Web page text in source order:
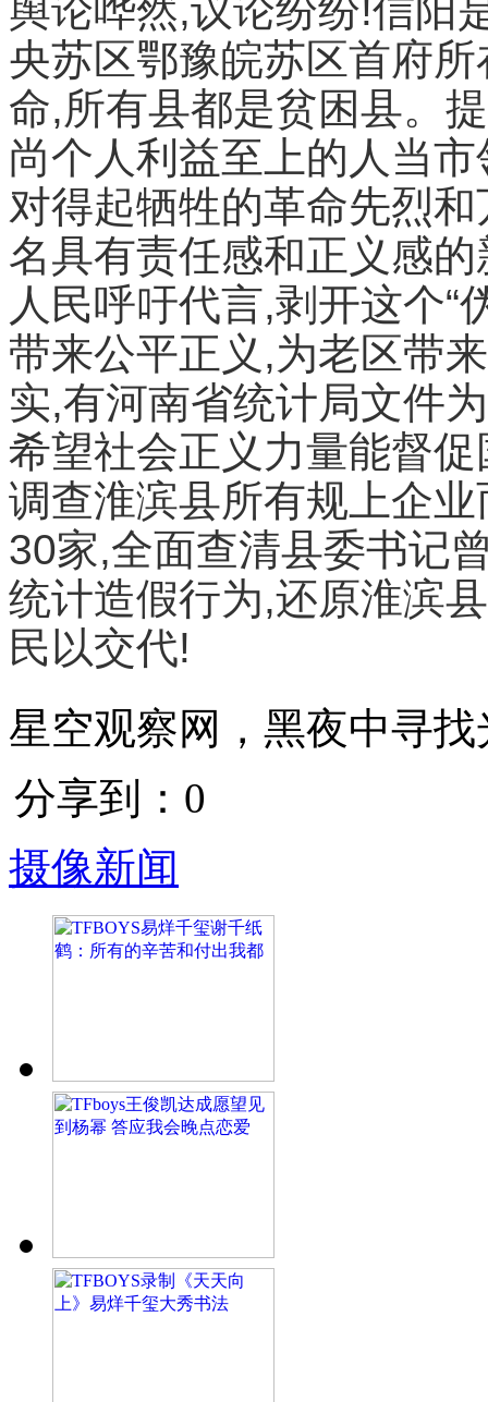
舆论哗然,议论纷纷!信阳
央苏区鄂豫皖苏区首府
命,所有县都是贫困县。
尚个人利益至上的人当
对得起牺牲的革命先烈
名具有责任感和正义感
人民呼吁代言,剥开这个“
带来公平正义,为老区带
实,有河南省统计局文件
希望社会正义力量能督
调查淮滨县所有规上企
30家,全面查清县委书记
统计造假行为,还原淮滨
民以交代!
星空观察网，黑夜中寻找
分享到： 0
摄像新闻